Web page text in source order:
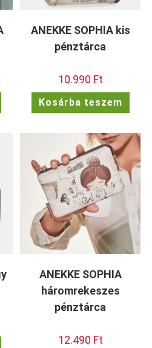
ANEKKE SOPHIA kis
pénztárca
10.990 Ft
Kosárba teszem
ANEKKE SOPHIA
háromrekeszes
pénztárca
12.490 Ft